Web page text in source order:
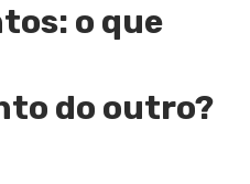
o que
do outro?